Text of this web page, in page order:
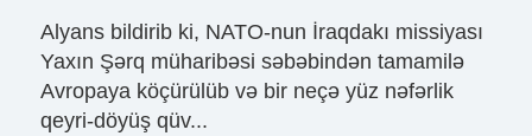
Alyans bildirib ki, NATO-nun İraqdakı missiyası
Yaxın Şərq müharibəsi səbəbindən tamamilə
Avropaya köçürülüb və bir neçə yüz nəfərlik
qeyri-döyüş qüv...